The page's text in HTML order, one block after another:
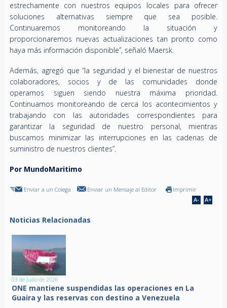
estrechamente con nuestros equipos locales para ofrecer
soluciones alternativas siempre que sea posible.
Continuaremos monitoreando la situación y
proporcionaremos nuevas actualizaciones tan pronto como
haya más información disponible”, señaló Maersk.
Además, agregó que “la seguridad y el bienestar de nuestros
colaboradores, socios y de las comunidades donde
operamos siguen siendo nuestra máxima prioridad.
Continuamos monitoreando de cerca los acontecimientos y
trabajando con las autoridades correspondientes para
garantizar la seguridad de nuestro personal, mientras
buscamos minimizar las interrupciones en las cadenas de
suministro de nuestros clientes”.
Por MundoMaritimo
Enviar a un Colega Enviar un Mensaje al Editor Imprimir
Noticias Relacionadas
03 de Julio de 2026
ONE mantiene suspendidas las operaciones en La
Guaira y las reservas con destino a Venezuela